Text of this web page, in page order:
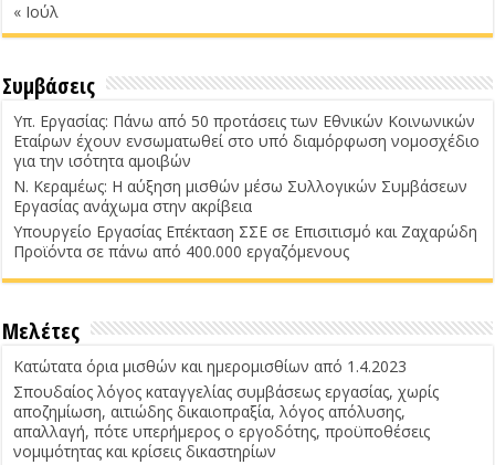
« Ιούλ
Συμβάσεις
Υπ. Εργασίας: Πάνω από 50 προτάσεις των Εθνικών Κοινωνικών
Εταίρων έχουν ενσωματωθεί στο υπό διαμόρφωση νομοσχέδιο
για την ισότητα αμοιβών
Ν. Κεραμέως: Η αύξηση μισθών μέσω Συλλογικών Συμβάσεων
Εργασίας ανάχωμα στην ακρίβεια
Υπουργείο Εργασίας Επέκταση ΣΣΕ σε Επισιτισμό και Ζαχαρώδη
Προϊόντα σε πάνω από 400.000 εργαζόμενους
Μελέτες
Κατώτατα όρια μισθών και ημερομισθίων από 1.4.2023
Σπουδαίος λόγος καταγγελίας συμβάσεως εργασίας, χωρίς
αποζημίωση, αιτιώδης δικαιοπραξία, λόγος απόλυσης,
απαλλαγή, πότε υπερήμερος ο εργοδότης, προϋποθέσεις
νομιμότητας και κρίσεις δικαστηρίων